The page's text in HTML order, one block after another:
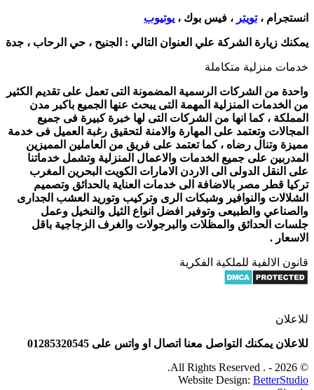
انستجرام ،تويتر ، فيس بوك ، يوتيوب
يمكنك زيارة الشركة علي العنوان التالي : الجنيح ، حي الرحاب ، جدة
خدمات منزلية متكاملة
واحدة من الشركات الرسمية المضمونة التى تعمل على تقديم الكثير
من الخدمات المنزلية المهمة التى يبحث عنها الجميع باكبر مدن
المملكة ، كما انها من الشركات التى لها خبرة كبيرة فى جميع
المجالات وتعتمد على المهارة والامنة لتحقيق رغبة العميل فى خدمة
مميزة وتنال رضاه ، كما تعتمد على فريق من العاملين المميزين
المدربين على جميع الخدمات والاعمال المنزلية وتشمل خدماتنا
على النقل الدولى الى الاردن الامارات الكويت البحرين المغرب
تركيا قطر مصر بالاضافة الى خدمات العناية بالحدائق وتصميم
الشلالات والنوافير وشبكات الرى وتركيب وتوريد العشب الجدارى
والصناعي والطبيعى وتوفير افضل انواع الثيل والنخيل وعمل
جلسات الحدائق والمظلات والبرجولات والغرف الزجاجية باقل
الاسعار .
قانون الالفية للملكية الفكرية
للاعلان
للاعلان يمكنك التواصل معنا اتصال او واتس على 01285320545
© 2026 - . All Rights Reserved.
Website Design: BetterStudio